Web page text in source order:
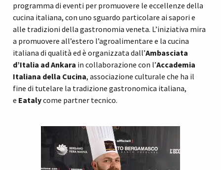
programma di eventi per promuovere le eccellenze della
cucina italiana, con uno sguardo particolare ai sapori e
alle tradizioni della gastronomia veneta. L’iniziativa mira
a promuovere all’estero l’agroalimentare e la cucina
italiana di qualità ed è organizzata dall’Ambasciata
d’Italia ad Ankara in collaborazione con l’Accademia
Italiana della Cucina, associazione culturale che ha il
fine di tutelare la tradizione gastronomica italiana,
e Eatalycome partner tecnico.